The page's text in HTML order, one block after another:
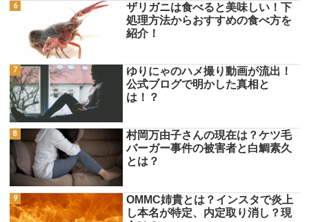
ザリガニは食べると美味しい！下
処理方法からおすすめの食べ方を
紹介！
ゆりにゃのハメ撮り動画が流出！
公式ブログで明かした真相と
は！？
村岡万由子さんの現在は？ケツ毛
バーガー事件の被害者と白鯛素久
とは？
OMMC姉貴とは？インスタで炎上
し本名が特定、内定取り消し？現